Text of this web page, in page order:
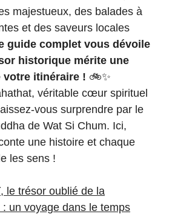
majestueux, des balades à
et des saveurs locales
guide complet vous dévoile
historique mérite une
votre itinéraire ! 🚲✨
véritable cœur spirituel
vous surprendre par le
de Wat Si Chum. Ici,
une histoire et chaque
les sens !
le trésor oublié de la
un voyage dans le temps